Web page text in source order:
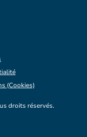
droits réservés.
(Cookies)